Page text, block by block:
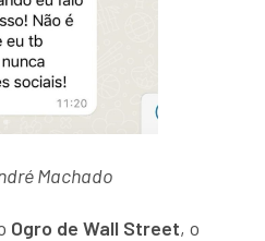
Machado
Ogro de Wall Street, o